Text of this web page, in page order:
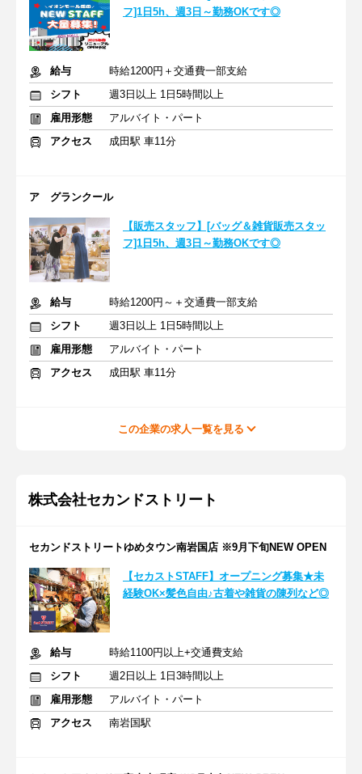
フ]1日5h、週3日～勤務OKです◎
給与
時給1200円＋交通費一部支給
シフト
週3日以上 1日5時間以上
雇用形態
アルバイト・パート
アクセス
成田駅 車11分
ア グランクール
【販売スタッフ】[バッグ＆雑貨販売スタッ
フ]1日5h、週3日～勤務OKです◎
給与
時給1200円～＋交通費一部支給
シフト
週3日以上 1日5時間以上
雇用形態
アルバイト・パート
アクセス
成田駅 車11分
この企業の求人一覧を見る
株式会社セカンドストリート
セカンドストリートゆめタウン南岩国店 ※9月下旬NEW OPEN
【セカストSTAFF】オープニング募集★未
経験OK×髪色自由♪古着や雑貨の陳列など◎
給与
時給1100円以上+交通費支給
シフト
週2日以上 1日3時間以上
雇用形態
アルバイト・パート
アクセス
南岩国駅